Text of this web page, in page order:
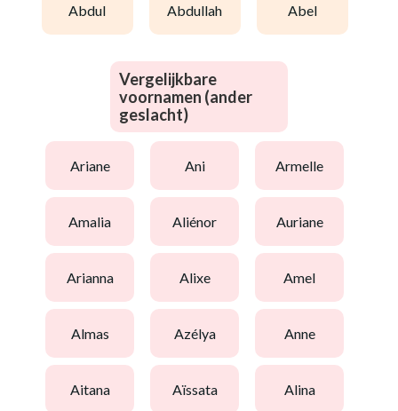
abdul abdullah abel
Vergelijkbare
voornamen (ander
geslacht)
ariane ani armelle
amalia aliénor auriane
arianna alixe amel
almas azélya anne
aitana aïssata alina